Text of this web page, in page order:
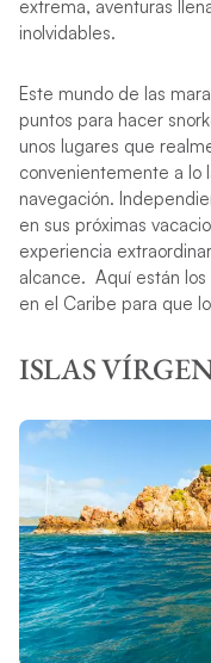
extrema, aventuras
inolvidables.
Este mundo de las
puntos para hacer
unos lugares que
convenientemente a lo
navegación.
en sus próximas
experiencia
alcance. Aquí están los
en el Caribe para que
ISLAS